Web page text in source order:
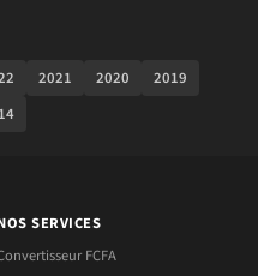
2021 2020
2019
SERVICES
FCFA